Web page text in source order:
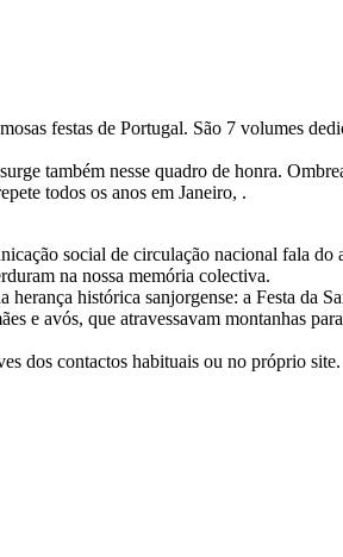
festas de Portugal. São 7 volumes
também nesse quadro de honra.
todos os anos em Janeiro, .
social de circulação nacional fala do
na nossa memória colectiva.
histórica sanjorgense: a Festa da
e avós, que atravessavam montanhas
dos contactos habituais ou no próprio site.